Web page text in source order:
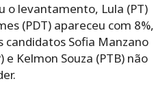
o levantamento, Lula (PT)
(PDT) apareceu com 8%,
candidatos Sofia Manzano
e Kelmon Souza (PTB) não